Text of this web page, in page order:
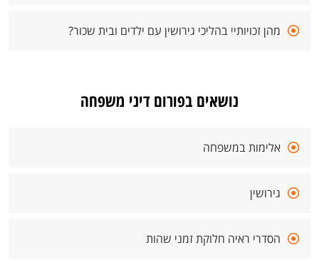
מהן זכויותיי בהליכי גירושין עם ילדים ובית שכור?
נושאים בפורום דיני משפחה
אלימות במשפחה
גירושין
הסדרי ראיה חלוקת זמני שהות